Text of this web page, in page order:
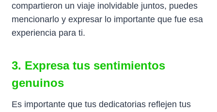
compartieron un viaje inolvidable juntos, puedes
mencionarlo y expresar lo importante que fue esa
experiencia para ti.
3. Expresa tus sentimientos
genuinos
Es importante que tus dedicatorias reflejen tus